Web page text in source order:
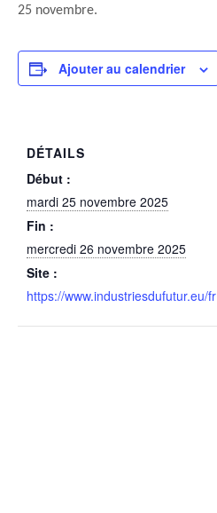
25 novembre.
Ajouter au calendrier
DÉTAILS
Début :
mardi 25 novembre 2025
Fin :
mercredi 26 novembre 2025
Site :
https://www.industriesdufutur.eu/fr